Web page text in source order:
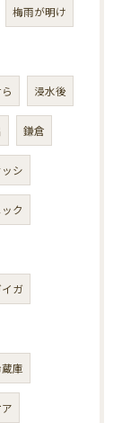
梅雨が明け
浸水後
鎌倉
シ
ク
ガ
庫